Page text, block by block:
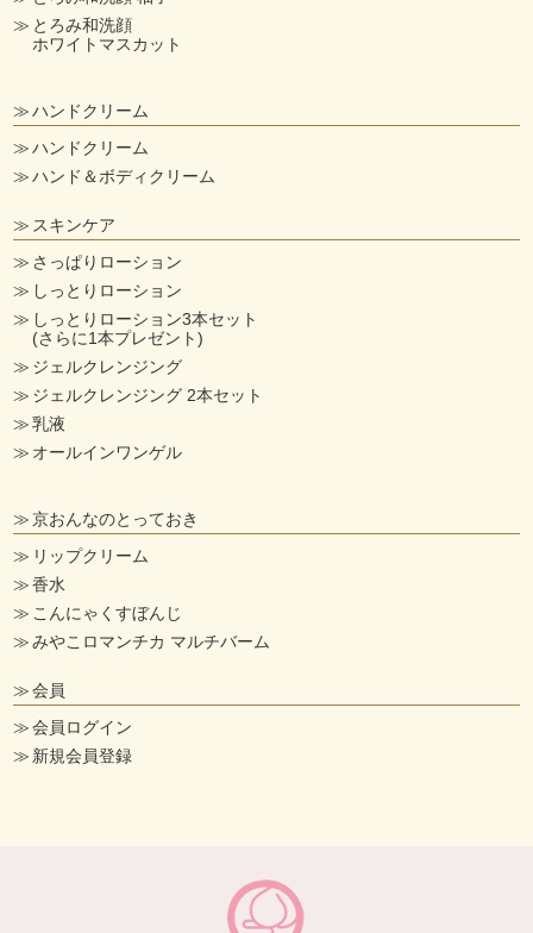
とろみ和洗顔
ホワイトマスカット
ハンドクリーム
ハンドクリーム
ハンド＆ボディクリーム
スキンケア
さっぱりローション
しっとりローション
しっとりローション3本セット
(さらに1本プレゼント)
ジェルクレンジング
ジェルクレンジング 2本セット
乳液
オールインワンゲル
京おんなのとっておき
リップクリーム
香水
こんにゃくすぼんじ
みやこロマンチカ マルチバーム
会員
会員ログイン
新規会員登録